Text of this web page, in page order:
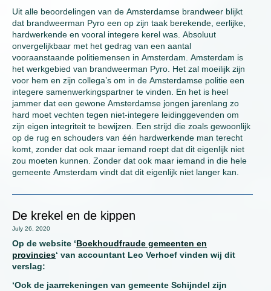
Uit alle beoordelingen van de Amsterdamse brandweer blijkt
dat brandweerman Pyro een op zijn taak berekende, eerlijke,
hardwerkende en vooral integere kerel was. Absoluut
onvergelijkbaar met het gedrag van een aantal
vooraanstaande politiemensen in Amsterdam. Amsterdam is
het werkgebied van brandweerman Pyro. Het zal moeilijk zijn
voor hem en zijn collega’s om in de Amsterdamse politie een
integere samenwerkingspartner te vinden. En het is heel
jammer dat een gewone Amsterdamse jongen jarenlang zo
hard moet vechten tegen niet-integere leidinggevenden om
zijn eigen integriteit te bewijzen. Een strijd die zoals gewoonlijk
op de rug en schouders van één hardwerkende man terecht
komt, zonder dat ook maar iemand roept dat dit eigenlijk niet
zou moeten kunnen. Zonder dat ook maar iemand in die hele
gemeente Amsterdam vindt dat dit eigenlijk niet langer kan.
De krekel en de kippen
July 26, 2020
Op de website ‘Boekhoudfraude gemeenten en
provincies‘ van accountant Leo Verhoef vinden wij dit
verslag:
‘Ook de jaarrekeningen van gemeente Schijndel zijn